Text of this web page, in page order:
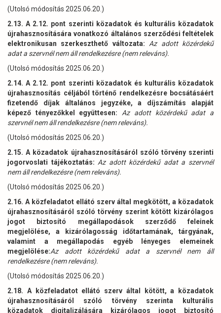
(Utolsó módosítás 2025.06.20.)
2.13. A 2.12. pont szerinti közadatok és kulturális közadatok
újrahasznosítására vonatkozó általános szerződési feltételek
elektronikusan szerkeszthető változata: Az adott közérdekű
adat a szervnél nem áll rendelkezésre (nem releváns).
(Utolsó módosítás 2025.06.20.)
2.14. A 2.12. pont szerinti közadatok és kulturális közadatok
újrahasznosítás céljából történő rendelkezésre bocsátásáért
fizetendő díjak általános jegyzéke, a díjszámítás alapját
képező tényezőkkel együttesen: Az adott közérdekű adat a
szervnél nem áll rendelkezésre (nem releváns).
(Utolsó módosítás 2025.06.20.)
2.15. A közadatok újrahasznosításáról szóló törvény szerinti
jogorvoslati tájékoztatás: Az adott közérdekű adat a szervnél
nem áll rendelkezésre (nem releváns).
(Utolsó módosítás 2025.06.20.)
2.16. A közfeladatot ellátó szerv által megkötött, a közadatok
újrahasznosításáról szóló törvény szerint kötött kizárólagos
jogot biztosító megállapodások szerződő feleinek
megjelölése, a kizárólagosság időtartamának, tárgyának,
valamint a megállapodás egyéb lényeges elemeinek
megjelölése:Az adott közérdekű adat a szervnél nem áll
rendelkezésre (nem releváns).
(Utolsó módosítás 2025.06.20.)
2.18. A közfeladatot ellátó szerv által kötött, a közadatok
újrahasznosításáról szóló törvény szerinta kulturális
közadatok digitalizálására kizárólagos jogot biztosító